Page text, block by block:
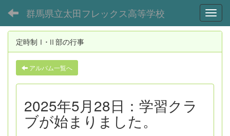
群馬県立太田フレックス高等学校
定時制Ⅰ･Ⅱ部の行事
アルバム一覧へ
2025年5月28日：学習クラ
ブが始まりました。